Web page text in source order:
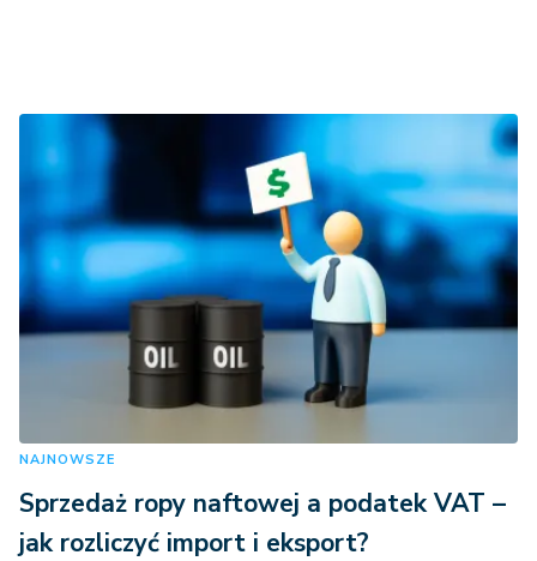
NAJNOWSZE
Sprzedaż ropy naftowej a podatek VAT –
jak rozliczyć import i eksport?